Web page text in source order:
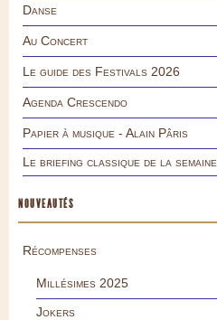
Danse
Au Concert
Le guide des Festivals 2026
Agenda Crescendo
Papier à musique - Alain Pâris
Le briefing classique de la semaine
NOUVEAUTÉS
Récompenses
Millésimes 2025
Jokers